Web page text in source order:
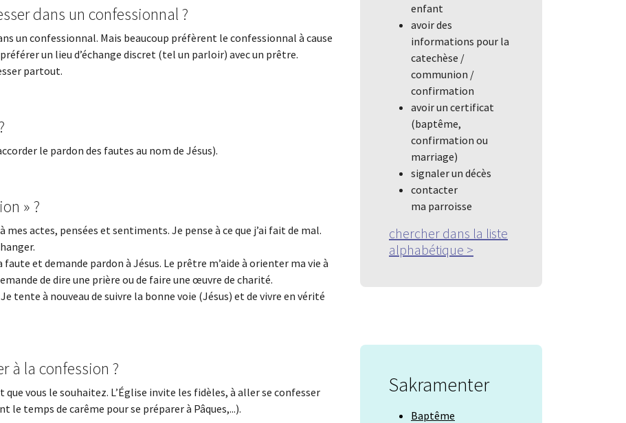
dans un confessionnal ?
un confessionnal. Mais beaucoup préfèrent le confessionnal à cause
un lieu d’échange discret (tel un parloir) avec un prêtre.
partout.
le pardon des fautes au nom de Jésus).
» ?
mes actes, pensées et sentiments. Je pense à ce que j’ai fait de mal.
et demande pardon à Jésus. Le prêtre m’aide à orienter ma vie à
de dire une prière ou de faire une œuvre de charité.
tente à nouveau de suivre la bonne voie (Jésus) et de vivre en vérité
à la confession ?
vous le souhaitez. L’Église invite les fidèles, à aller se confesser
le temps de carême pour se préparer à Pâques,...).
enfant
avoir des
informations pour la
catechèse /
communion /
confirmation
avoir un certificat
(baptême,
confirmation ou
marriage)
signaler un décès
contacter
ma parroisse
chercher dans la liste
alphabétique >
Sakramenter
Baptême